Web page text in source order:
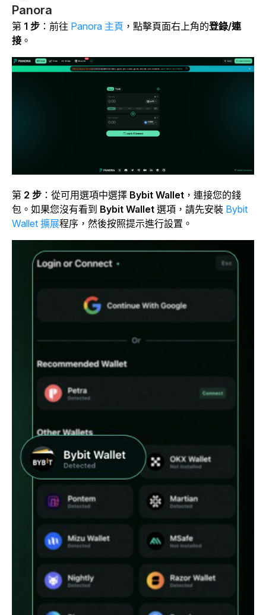
Panora
第 1 步 ：前往 Panora 主頁 ，點擊頁面右上角的登錄/連
接 。
第 2 步 ：從可用選項中選擇 Bybit Wallet ，連接您的錢
包。 如果您沒有看到 Bybit Wallet 選項，請先安裝 Bybit
Wallet 擴展程序 ，然後按照提示進行設置。